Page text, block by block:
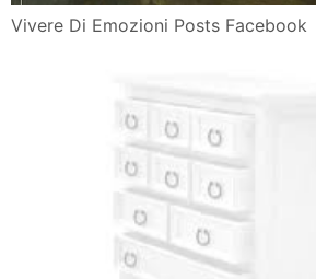
Vivere Di Emozioni Posts Facebook